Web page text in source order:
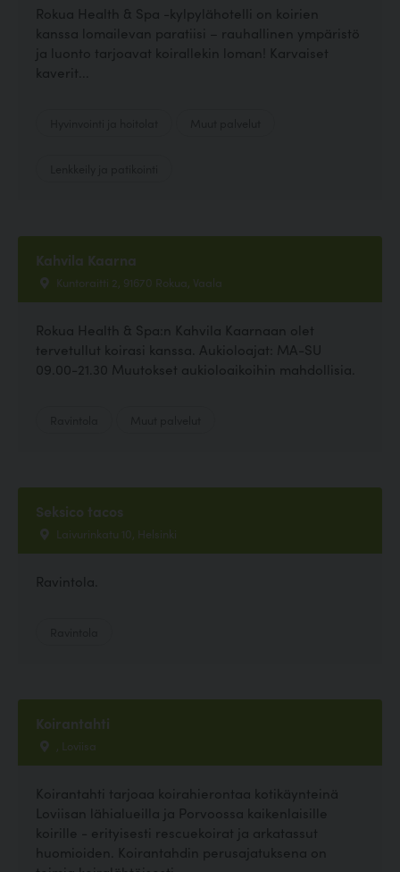
Rokua Health & Spa -kylpylähotelli on koirien
kanssa lomailevan paratiisi – rauhallinen ympäristö
ja luonto tarjoavat koirallekin loman! Karvaiset
kaverit...
Kahvila Kaarna
Kuntoraitti 2, 91670 Rokua, Vaala
Rokua Health & Spa:n Kahvila Kaarnaan olet
tervetullut koirasi kanssa. Aukioloajat: MA-SU
09.00-21.30 Muutokset aukioloaikoihin mahdollisia.
Seksico tacos
Laivurinkatu 10, Helsinki
Ravintola.
Koirantahti
, Loviisa
Koirantahti tarjoaa koirahierontaa kotikäynteinä
Loviisan lähialueilla ja Porvoossa kaikenlaisille
koirille - erityisesti rescuekoirat ja arkatassut
huomioiden. Koirantahdin perusajatuksena on